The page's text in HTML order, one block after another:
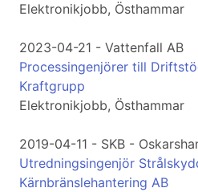
Elektronikjobb, Östhammar
2023-04-21 - Vattenfall AB
Processingenjörer till
Kraftgrupp
Elektronikjobb, Östhammar
2019-04-11 - SKB -
Utredningsingenjör
Kärnbränslehantering AB